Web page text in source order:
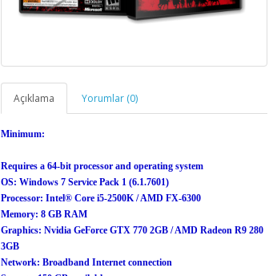
Açıklama Yorumlar (0)
Minimum:
Requires a 64-bit processor and operating system
OS: Windows 7 Service Pack 1 (6.1.7601)
Processor: Intel® Core i5-2500K / AMD FX-6300
Memory: 8 GB RAM
Graphics: Nvidia GeForce GTX 770 2GB / AMD Radeon R9 280
3GB
Network: Broadband Internet connection